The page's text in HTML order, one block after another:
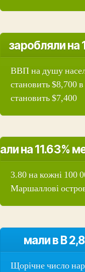
заробляли на
ВВП на душу
становить $8,700
становить $7,400
на 11.63%
3.80 на кожні 100
Маршаллові
мали в В
Щорічне число